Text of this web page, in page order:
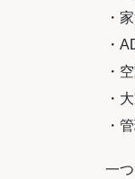
・
・
・
・
・
一